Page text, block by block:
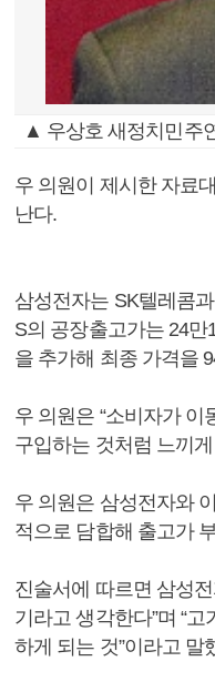
▲ 우상호 새정치민주
우 의원이 제시한 자료
난다.
삼성전자는 SK텔레콤
S의 공장출고가는 24
을 추가해 최종 가격을
우 의원은 “소비자가
구입하는 것처럼 느끼
우 의원은 삼성전자와
적으로 담합해 출고가
진술서에 따르면 삼성
기라고 생각한다”며 “
하게 되는 것”이라고 말